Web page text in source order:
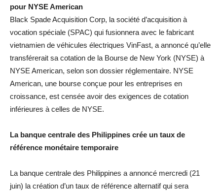
pour NYSE American
Black Spade Acquisition Corp, la société d’acquisition à
vocation spéciale (SPAC) qui fusionnera avec le fabricant
vietnamien de véhicules électriques VinFast, a annoncé qu’elle
transférerait sa cotation de la Bourse de New York (NYSE) à
NYSE American, selon son dossier réglementaire. NYSE
American, une bourse conçue pour les entreprises en
croissance, est censée avoir des exigences de cotation
inférieures à celles de NYSE.
La banque centrale des Philippines crée un taux de
référence monétaire temporaire
La banque centrale des Philippines a annoncé mercredi (21
juin) la création d’un taux de référence alternatif qui sera